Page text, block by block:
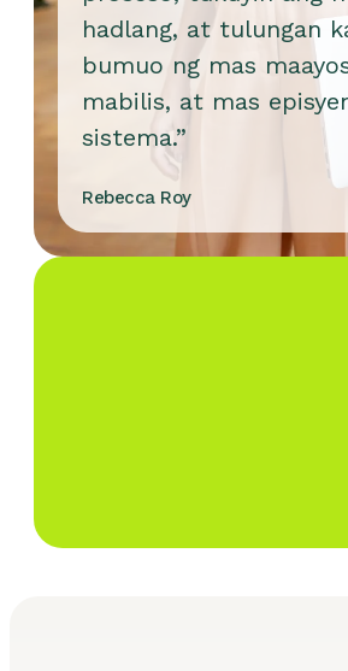
hadlang, at tulungan
bumuo ng mas
mabilis, at mas
sistema.”
Rebecca Roy